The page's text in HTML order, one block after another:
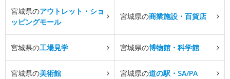
宮城県のアウトレット・ショ
ッピングモール
宮城県の商業施設・百貨店
宮城県の工場見学 宮城県の博物館・科学館
宮城県の美術館 宮城県の道の駅・SA/PA